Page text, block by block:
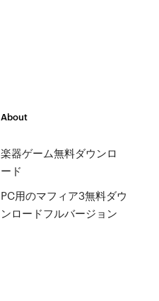
About
楽器ゲーム無料ダウンロ
ード
PC用のマフィア3無料ダウ
ンロードフルバージョン